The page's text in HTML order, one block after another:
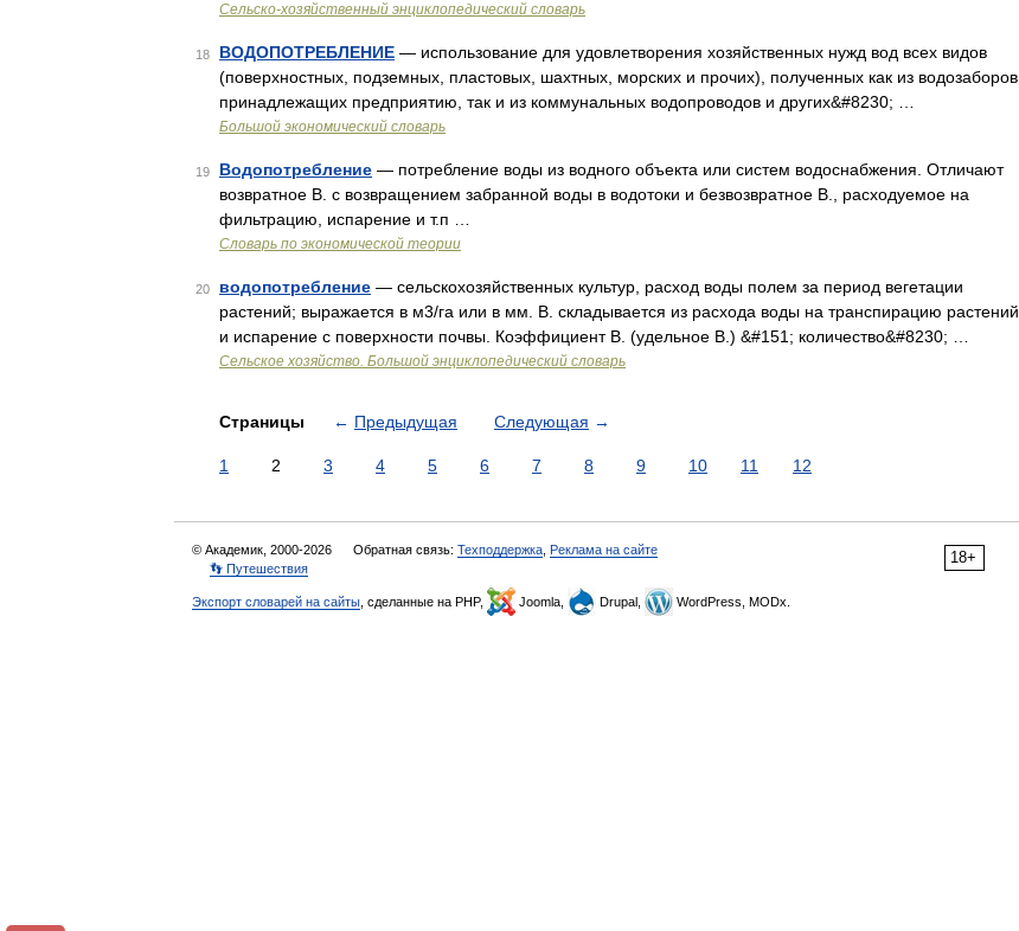
Сельско-хозяйственный энциклопедический словарь
18 ВОДОПОТРЕБЛЕНИЕ — использование для удовлетворения хозяйственных нужд вод всех видов
(поверхностных, подземных, пластовых, шахтных, морских и прочих), полученных как из водозаборов,
принадлежащих предприятию, так и из коммунальных водопроводов и других&#8230; …
Большой экономический словарь
19 Водопотребление — потребление воды из водного объекта или систем водоснабжения. Отличают
возвратное В. с возвращением забранной воды в водотоки и безвозвратное В., расходуемое на
фильтрацию, испарение и т.п …
Словарь по экономической теории
20 водопотребление — сельскохозяйственных культур, расход воды полем за период вегетации
растений; выражается в м3/га или в мм. В. складывается из расхода воды на транспирацию растений
и испарение с поверхности почвы. Коэффициент В. (удельное В.) &#151; количество&#8230; …
Сельское хозяйство. Большой энциклопедический словарь
Страницы ← Предыдущая Следующая →
1 2 3 4 5 6 7 8 9 10 11 12
18+
© Академик, 2000-2026 Обратная связь: Техподдержка Реклама на сайте
👣 Путешествия
Экспорт словарей на сайты , сделанные на PHP, Joomla, Drupal, WordPress, MODx.